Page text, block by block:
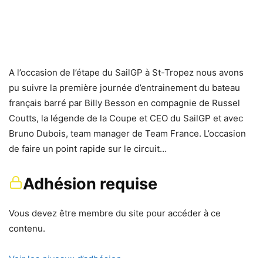
A l’occasion de l’étape du SailGP à St-Tropez nous avons
pu suivre la première journée d’entrainement du bateau
français barré par Billy Besson en compagnie de Russel
Coutts, la légende de la Coupe et CEO du SailGP et avec
Bruno Dubois, team manager de Team France. L’occasion
de faire un point rapide sur le circuit…
Adhésion requise
Vous devez être membre du site pour accéder à ce
contenu.